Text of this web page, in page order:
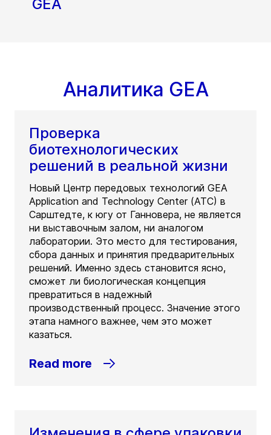
GEA
Аналитика GEA
Проверка
биотехнологических
решений в реальной жизни
Новый Центр передовых технологий GEA
Application and Technology Center (ATC) в
Сарштедте, к югу от Ганновера, не является
ни выставочным залом, ни аналогом
лаборатории. Это место для тестирования,
сбора данных и принятия предварительных
решений. Именно здесь становится ясно,
сможет ли биологическая концепция
превратиться в надежный
производственный процесс. Значение этого
этапа намного важнее, чем это может
казаться.
Read more